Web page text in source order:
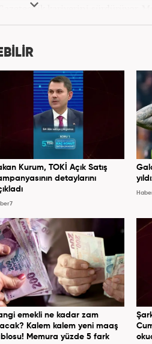
kariyerini sürdürüyor.
Haber7.com'da 'Editör'
Kurum, TOKİ Açık Satış
detaylarını
emekli ne kadar zam
Kalem kalem yeni maaş
Memura yüzde 5 fark